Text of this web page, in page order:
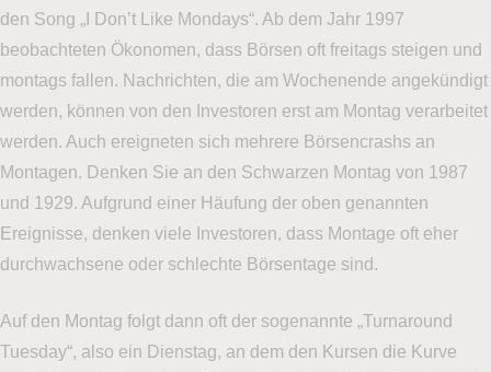
den Song „I Don’t Like Mondays“. Ab dem Jahr 1997
beobachteten Ökonomen, dass Börsen oft freitags steigen und
montags fallen. Nachrichten, die am Wochenende angekündigt
werden, können von den Investoren erst am Montag verarbeitet
werden. Auch ereigneten sich mehrere Börsencrashs an
Montagen. Denken Sie an den Schwarzen Montag von 1987
und 1929. Aufgrund einer Häufung der oben genannten
Ereignisse, denken viele Investoren, dass Montage oft eher
durchwachsene oder schlechte Börsentage sind.
Auf den Montag folgt dann oft der sogenannte „Turnaround
Tuesday“, also ein Dienstag, an dem den Kursen die Kurve